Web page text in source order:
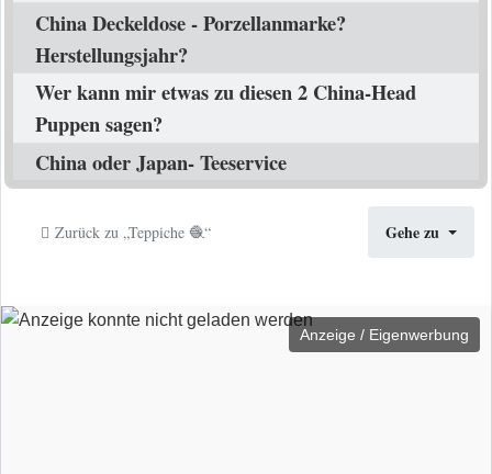
China Deckeldose - Porzellanmarke?
Herstellungsjahr?
Wer kann mir etwas zu diesen 2 China-Head
Puppen sagen?
China oder Japan- Teeservice
Zurück zu „Teppiche 🧶“ Gehe zu
Anzeige / Eigenwerbung